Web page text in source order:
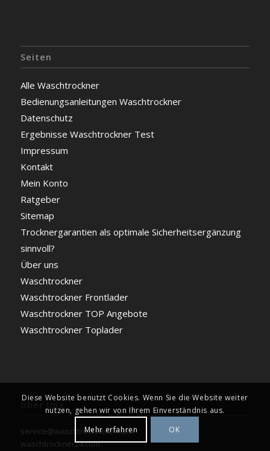
Seiten
Alle Waschtrockner
Bedienungsanleitungen Waschtrockner
Datenschutz
Ergebnisse Waschtrockner Test
Impressum
Kontakt
Mein Konto
Ratgeber
Sitemap
Trocknergarantien als optimale Sicherheitsergänzung
sinnvoll?
Über uns
Waschtrockner
Waschtrockner Frontlader
Waschtrockner TOP Angebote
Waschtrockner Toplader
Über Uns
service@waschtrockner24.com
waschtrockner24.com
Diese Website benutzt Cookies. Wenn Sie die Website weiter
nutzen, gehen wir von Ihrem Einverständnis aus.
Mehr erfahren
OK